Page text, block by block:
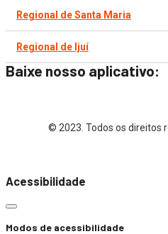
Regional de Santa Maria
Regional de Ijuí
Baixe nosso aplicativo:
© 2023. Todos os direitos
Acessibilidade
Modos de acessibilidade